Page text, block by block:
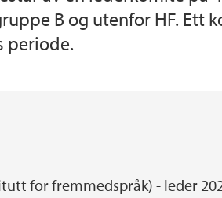
B og utenfor HF. Ett
periode.
for fremmedspråk) - leder